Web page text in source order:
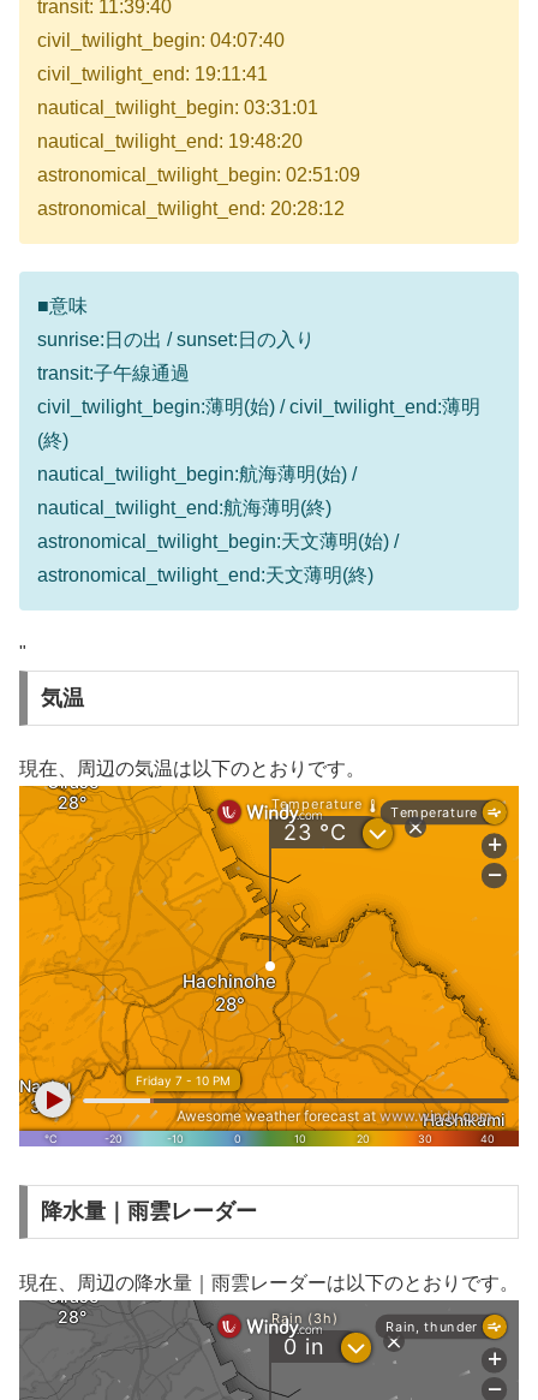
transit: 11:39:40
civil_twilight_begin: 04:07:40
civil_twilight_end: 19:11:41
nautical_twilight_begin: 03:31:01
nautical_twilight_end: 19:48:20
astronomical_twilight_begin: 02:51:09
astronomical_twilight_end: 20:28:12
■意味
sunrise:日の出 / sunset:日の入り
transit:子午線通過
civil_twilight_begin:薄明(始) / civil_twilight_end:薄明
(終)
nautical_twilight_begin:航海薄明(始) /
nautical_twilight_end:航海薄明(終)
astronomical_twilight_begin:天文薄明(始) /
astronomical_twilight_end:天文薄明(終)
"
気温
現在、周辺の気温は以下のとおりです。
降水量｜雨雲レーダー
現在、周辺の降水量｜雨雲レーダーは以下のとおりです。